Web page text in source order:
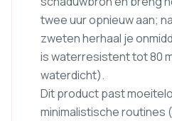
twee uur opnieuw aan;
zweten herhaal je
is waterresistent tot 80
waterdicht).
Dit product past
minimalistische routines